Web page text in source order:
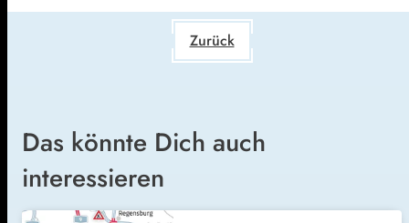
Zurück
Das könnte Dich auch
interessieren